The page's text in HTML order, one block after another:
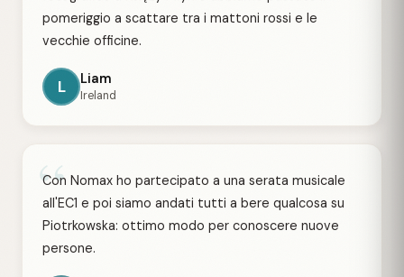
pomeriggio a scattare tra i mattoni rossi e le
vecchie officine.
L Liam
Ireland
“
Con Nomax ho partecipato a una serata musicale
all'EC1 e poi siamo andati tutti a bere qualcosa su
Piotrkowska: ottimo modo per conoscere nuove
persone.